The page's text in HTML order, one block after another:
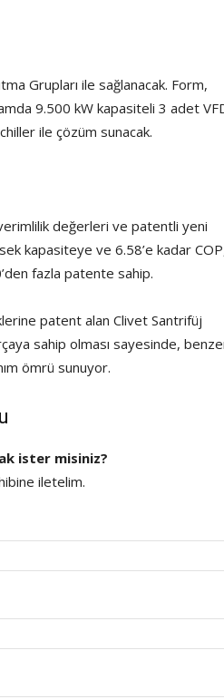
Grupları ile sağlanacak. Form,
9.500 kW kapasiteli 3 adet
ile çözüm sunacak.
değerleri ve patentli yeni
kapasiteye ve 6.58’e kadar
fazla patente sahip.
patent alan Clivet Santrifüj
sahip olması sayesinde,
ömrü sunuyor.
ister misiniz?
iletelim.